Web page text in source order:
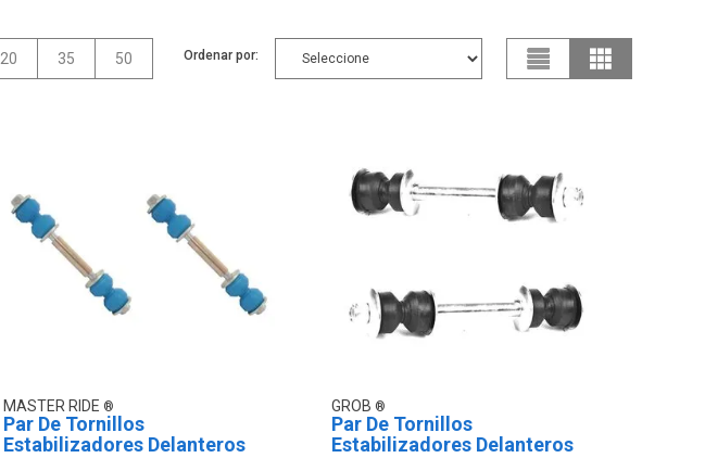
20 35 50 Ordenar por:
MASTER RIDE
Par De Tornillos
Estabilizadores Delanteros
GROB
Par De Tornillos
Estabilizadores Delanteros